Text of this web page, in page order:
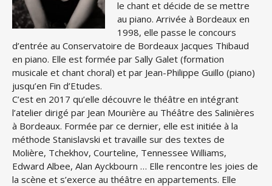
le chant et décide de se mettre
au piano. Arrivée à Bordeaux en
1998, elle passe le concours
d’entrée au Conservatoire de Bordeaux Jacques Thibaud
en piano. Elle est formée par Sally Galet (formation
musicale et chant choral) et par Jean-Philippe Guillo (piano)
jusqu’en Fin d’Etudes.
C’est en 2017 qu’elle découvre le théâtre en intégrant
l’atelier dirigé par Jean Mourière au Théâtre des Salinières
à Bordeaux. Formée par ce dernier, elle est initiée à la
méthode Stanislavski et travaille sur des textes de
Molière, Tchekhov, Courteline, Tennessee Williams,
Edward Albee, Alan Ayckbourn … Elle rencontre les joies de
la scène et s’exerce au théâtre en appartements. Elle